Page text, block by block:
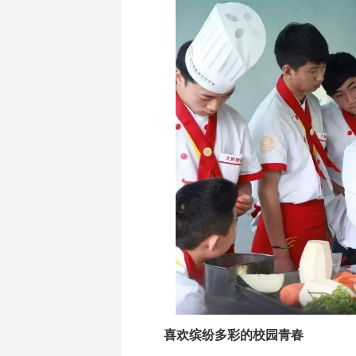
喜欢缤纷多彩的校园青春